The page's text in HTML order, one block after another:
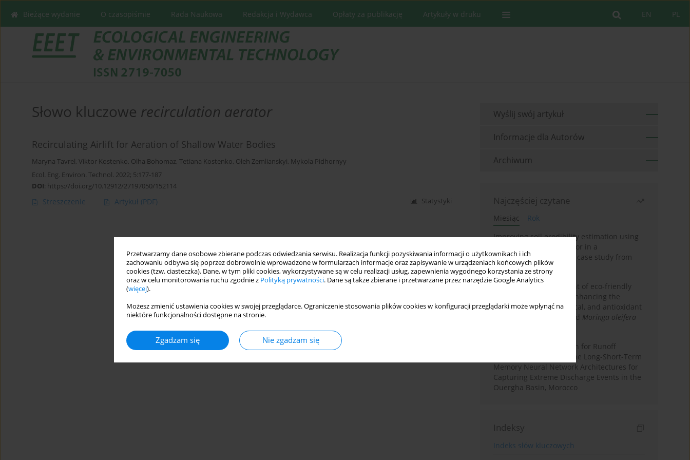
Przetwarzamy dane osobowe zbierane podczas odwiedzania serwisu. Realizacja funkcji pozyskiwania informacji o użytkownikach i ich
zachowaniu odbywa się poprzez dobrowolnie wprowadzone w formularzach informacje oraz zapisywanie w urządzeniach końcowych plików
cookies (tzw. ciasteczka). Dane, w tym pliki cookies, wykorzystywane są w celu realizacji usług, zapewnienia wygodnego korzystania ze strony
oraz w celu monitorowania ruchu zgodnie z Polityką prywatności. Dane są także zbierane i przetwarzane przez narzędzie Google Analytics
(więcej).
Możesz zmienić ustawienia cookies w swojej przeglądarce. Ograniczenie stosowania plików cookies w konfiguracji przeglądarki może wpłynąć na
niektóre funkcjonalności dostępne na stronie.
Zgadzam się Nie zgadzam się
PL
EN
Bieżące wydanie O czasopiśmie Rada Naukowa Redakcja i Wydawca Opłaty za publikację Artykuły w druku
Słowo kluczowe recirculation aerator
Recirculating Airlift for Aeration of Shallow Water Bodies
Maryna Tavrel, Viktor Kostenko, Olha Bohomaz, Tetiana Kostenko, Oleh Zemlianskyi, Mykola Pidhornyy
Ecol. Eng. Environ. Technol. 2022; 5:177-187
DOI: https://doi.org/10.12912/27197050/152114
Streszczenie Artykuł (PDF) Statystyki
Wyślij swój artykuł
Informacje dla Autorów
Archiwum
Najczęściej czytane
Miesiąc
Rok
Improving soil erodibility estimation using
a plasticity-based K factor in a
Mediterranean basin: A case study from
northern Morocco
Comparative assessment of eco-friendly
priming strategies for enhancing the
nutritional, phytochemical, and antioxidant
properties of germinated Moringa oleifera
Deep Learning Approach for Runoff
Prediction: Evaluating the Long-Short-Term
Memory Neural Network Architectures for
Capturing Extreme Discharge Events in the
Ouergha Basin, Morocco
Indeksy
Indeks słów kluczowych